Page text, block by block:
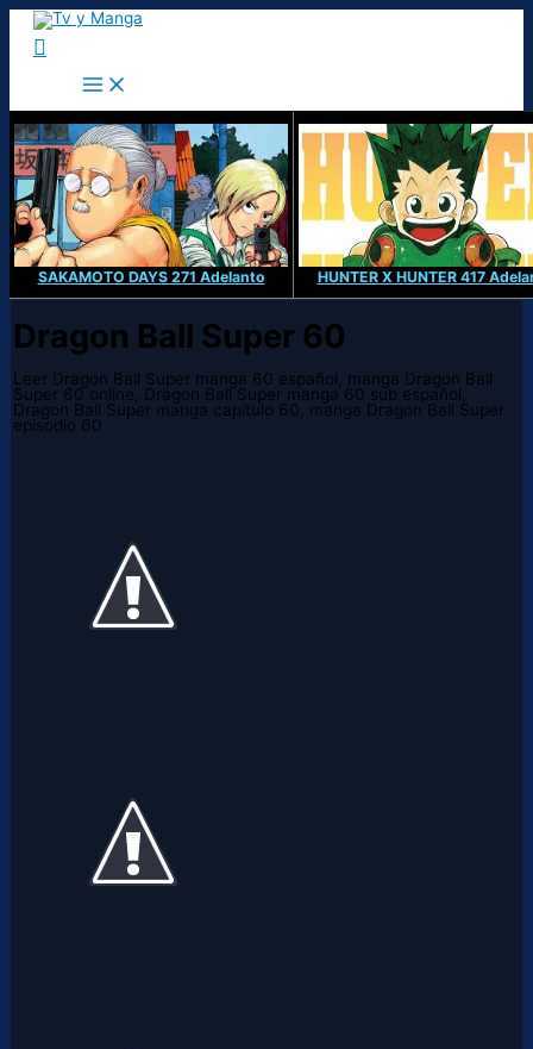
Ir
contenido
Buscar
SAKAMOTO DAYS 271 Adelanto HUNTER X HUNTER 417
Dragon Ball Super 60
Leer Dragon Ball Super manga 60 español, manga Dragon Ball
Super 60 online, Dragon Ball Super manga 60 sub español,
Dragon Ball Super manga capitulo 60, manga Dragon Ball Super
episodio 60